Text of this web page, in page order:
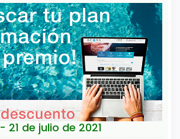
- 21 de julio de 2021